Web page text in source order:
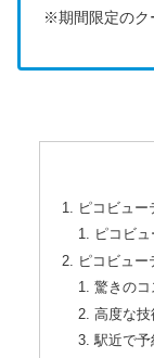
※期間限定のク
ピコビュー
ピコビ
ピコビュー
驚きの
高度な技
駅近で予